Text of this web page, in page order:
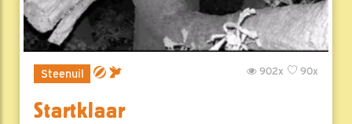
Steenuil 90x
902x
Startklaar